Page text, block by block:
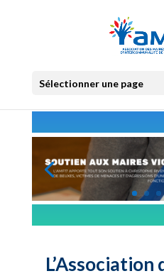
Sélectionner une page
L’Association